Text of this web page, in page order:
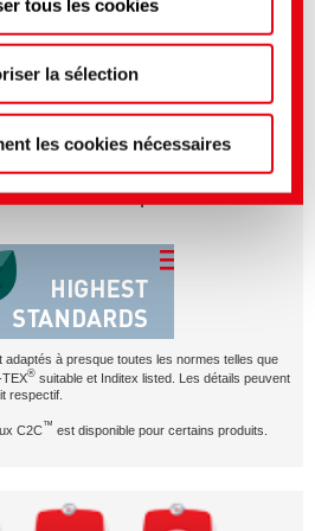
des réglages plus précis ici ou
confidentialité.(Mentions
tous les cookies
la sélection
les cookies nécessaires
sélection de produits
adaptés à presque toutes les normes telles que
TEX® suitable et Inditex listed. Les détails peuvent
respectif.
C2C™ est disponible pour certains produits.